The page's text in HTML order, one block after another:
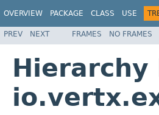
OVERVIEW PACKAGE CLASS USE
PREV NEXT FRAMES NO FRAMES
Hierarchy